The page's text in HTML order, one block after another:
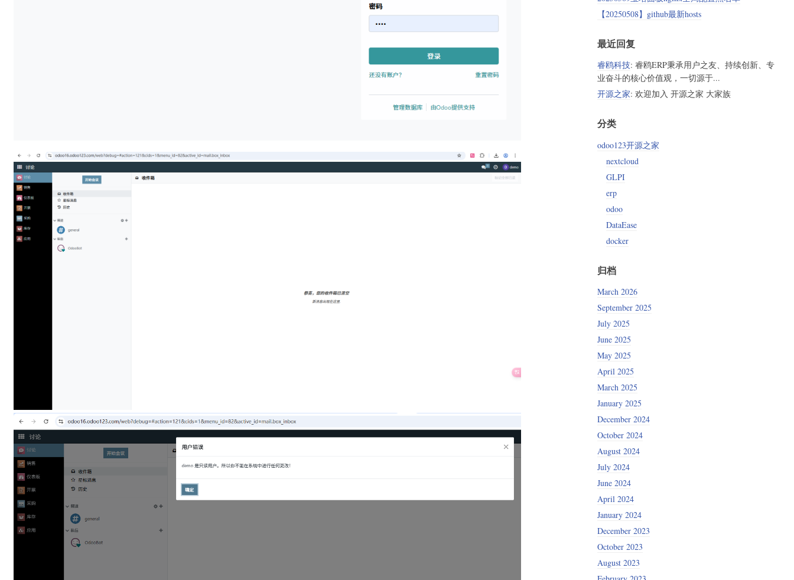
【20250508】github最新hosts
最近回复
睿鸥科技: 睿鸥ERP秉承用户之友、持续创新、专
业奋斗的核心价值观，一切源于...
开源之家: 欢迎加入 开源之家 大家族
分类
odoo123开源之家
nextcloud
GLPI
erp
odoo
DataEase
docker
归档
March 2026
September 2025
July 2025
June 2025
May 2025
April 2025
March 2025
January 2025
December 2024
October 2024
August 2024
July 2024
June 2024
April 2024
January 2024
December 2023
October 2023
August 2023